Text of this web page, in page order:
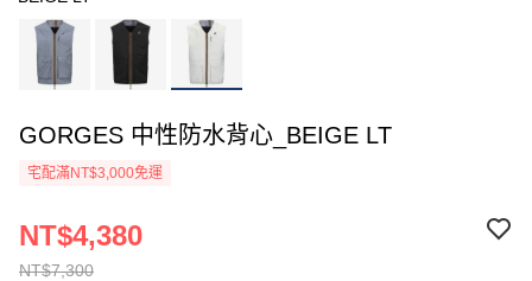
GORGES 中性防水背心_BEIGE LT
宅配滿NT$3,000免運
NT$7,300
NT$4,380